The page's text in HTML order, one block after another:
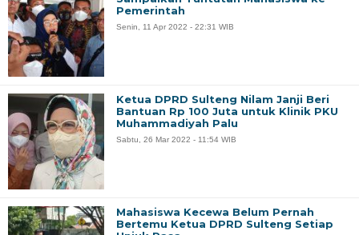
Pemerintah
Senin, 11 Apr 2022 - 22:31 WIB
Ketua DPRD Sulteng Nilam Janji Beri
Bantuan Rp 100 Juta untuk Klinik PKU
Muhammadiyah Palu
Sabtu, 26 Mar 2022 - 11:54 WIB
Mahasiswa Kecewa Belum Pernah
Bertemu Ketua DPRD Sulteng Setiap